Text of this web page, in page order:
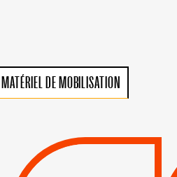
MATÉRIEL DE MOBILISATION
VIOLATIONS DES